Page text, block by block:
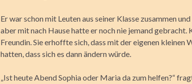
Er war schon mit Leuten aus seiner Klasse zusammen
aber mit nach Hause hatte er noch nie jemand gebracht.
Freundin. Sie erhoffte sich, dass mit der eigenen kleinen
hatten, dass sich es dann ändern würde.
„Ist heute Abend Sophia oder Maria da zum helfen?“